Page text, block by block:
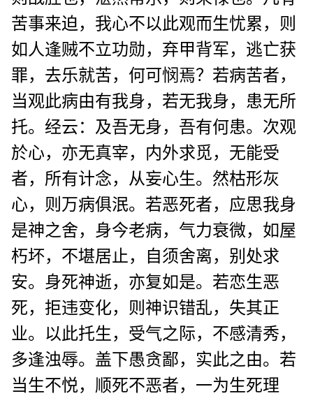
苦事来迫，我心不以此观而生忧累，则
如人逢贼不立功勋，弃甲背军，逃亡获
罪，去乐就苦，何可悯焉？若病苦者，
当观此病由有我身，若无我身，患无所
托。经云：及吾无身，吾有何患。次观
於心，亦无真宰，内外求觅，无能受
者，所有计念，从妄心生。然枯形灰
心，则万病俱泯。若恶死者，应思我身
是神之舍，身今老病，气力衰微，如屋
朽坏，不堪居止，自须舍离，别处求
安。身死神逝，亦复如是。若恋生恶
死，拒违变化，则神识错乱，失其正
业。以此托生，受气之际，不感清秀，
多逢浊辱。盖下愚贪鄙，实此之由。若
当生不悦，顺死不恶者，一为生死理